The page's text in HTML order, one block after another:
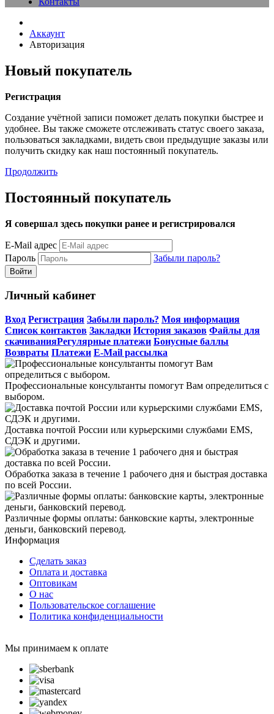
Аккаунт
Авторизация
Новый покупатель
Регистрация
Создание учётной записи поможет делать покупки быстрее и
удобнее. Вы также сможете отслеживать статус своего заказа,
пользоваться закладками, видеть свои предыдущие заказы или
получить скидку как наш постоянный покупатель.
Продолжить
Постоянный покупатель
Я совершал здесь покупки ранее и регистрировался
E-Mail адрес
Пароль
Забыли пароль?
Личный кабинет
Вход Регистрация Забыли пароль? Моя информация
Список контактов Закладки История заказов Файлы для
скачиванияРегулярные платежи Бонусные баллы
Возвраты Платежи E-Mail рассылка
Профессиональные консультанты помогут Вам определиться с
выбором.
Доставка почтой России или курьерскими службами EMS,
СДЭК и другими.
Обработка заказа в течение 1 рабочего дня и быстрая доставка
по всей России.
Различные формы оплаты: банковские карты, электронные
деньги, банковский перевод.
Информация
Сделать заказ
Оплата и доставка
Оптовикам
О нас
Пользовательское соглашение
Политика конфиденциальности
Мы принимаем к оплате